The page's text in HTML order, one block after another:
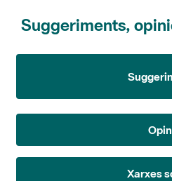
Suggeriments,
Xarxes